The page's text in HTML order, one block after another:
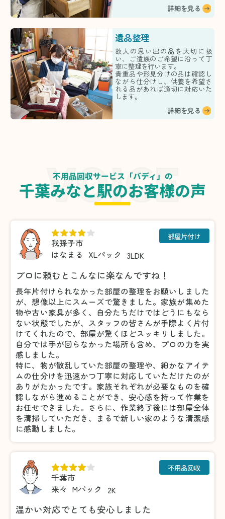
詳細を見る
遺品整理
故人の思い出の品を大切に扱
い、ご遺族のご希望に沿って丁
寧に整理を行います。
貴重品や形見分けの品は確認し
ながら仕分けし、供養を希望さ
れる品があれば適切に対応いた
します。
詳細を見る
不用品回収サービス「バディ」の
千葉みなと駅のお客様の声
我孫子市
はなまる
XLパック 3LDK
部屋片付け
プロに頼むとこんなに楽なんですね！
長年片付けられなかった部屋の整理をお願いしました
が、想像以上にスムーズで驚きました。家族が集めた
物や古い家具が多く、自分たちだけではどうにもなら
ない状態でしたが、スタッフの皆さんが手際よく片付
けてくれたので、部屋が驚くほどスッキリしました。
自分では手が回らなかった場所も含め、プロの力を実
感しました。
特に、物が散乱していた部屋の整理や、細かなアイテ
ムの仕分けを迅速かつ丁寧に対応していただけたのが
ありがたかったです。家族それぞれが必要なものを確
認しながら進めることができ、安心感を持って作業を
お任せできました。さらに、作業終了後には部屋全体
を清掃していただき、まるで新しい家のような清潔感
に感動しました。
千葉市
来々 Mパック 2K
不用品回収
温かい対応でとても安心しました